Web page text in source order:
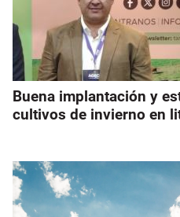
Buena implantación y
cultivos de invierno en